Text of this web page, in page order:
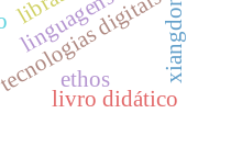
linguagensdigitais
livro didático
ethos